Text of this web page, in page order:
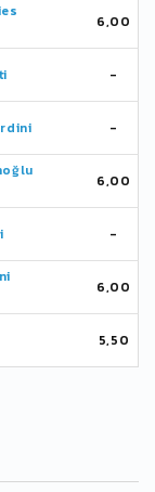
6,00
-
-
6,00
-
6,00
5,50